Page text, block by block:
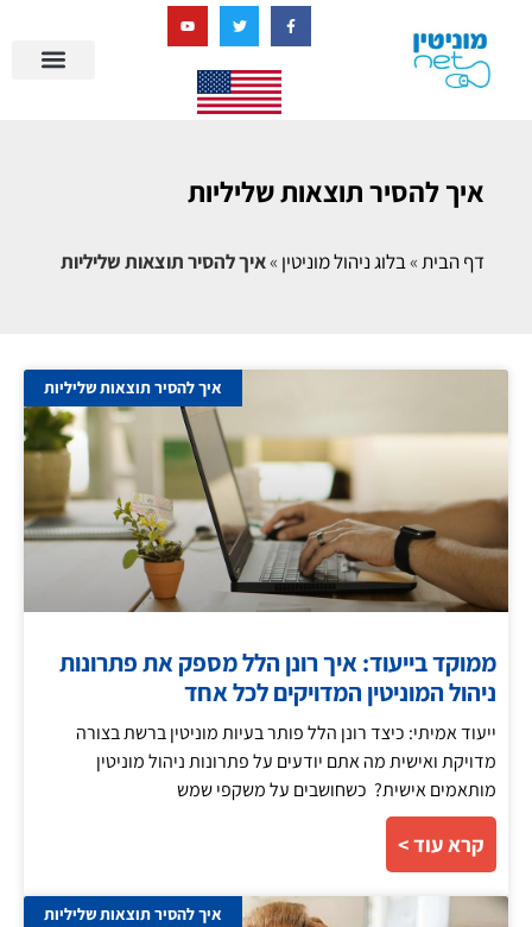
איך להסיר תוצאות שליליות
דף הבית»בלוג ניהול מוניטין »איך להסיר תוצאות שליליות
איך להסיר תוצאות שליליות
ממוקד בייעוד: איך רונן הלל מספק את פתרונות
ניהול המוניטין המדויקים לכל אחד
ייעוד אמיתי: כיצד רונן הלל פותר בעיות מוניטין ברשת בצורה
מדויקת ואישית מה אתם יודעים על פתרונות ניהול מוניטין
מותאמים אישית? כשחושבים על משקפי שמש
קרא עוד >
איך להסיר תוצאות שליליות